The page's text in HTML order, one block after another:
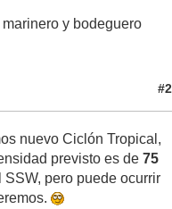
y bodeguero
#2
nuevo Ciclón Tropical,
previsto es de 75
pero puede ocurrir